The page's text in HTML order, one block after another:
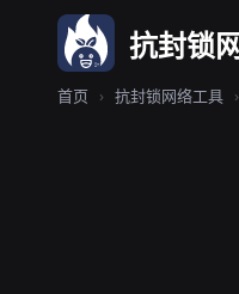
抗封锁
首页 › 抗封锁网络工具 ›